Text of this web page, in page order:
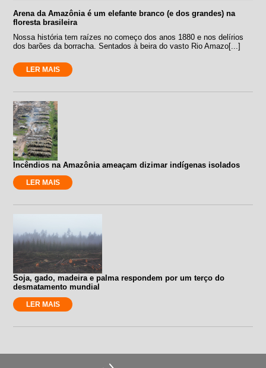
Arena da Amazônia é um elefante branco (e dos grandes) na
floresta brasileira
Nossa história tem raízes no começo dos anos 1880 e nos delírios
dos barões da borracha. Sentados à beira do vasto Rio Amazo[...]
LER MAIS
Incêndios na Amazônia ameaçam dizimar indígenas isolados
LER MAIS
Soja, gado, madeira e palma respondem por um terço do
desmatamento mundial
LER MAIS